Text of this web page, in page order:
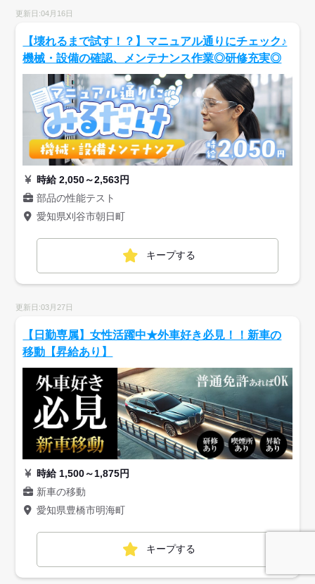
更新日:04月16日
【壊れるまで試す！？】マニュアル通りにチェック♪
機械・設備の確認、メンテナンス作業◎研修充実◎
時給 2,050～2,563円
部品の性能テスト
愛知県刈谷市朝日町
キープする
更新日:03月27日
【日勤専属】女性活躍中★外車好き必見！！新車の
移動【昇給あり】
時給 1,500～1,875円
新車の移動
愛知県豊橋市明海町
キープする